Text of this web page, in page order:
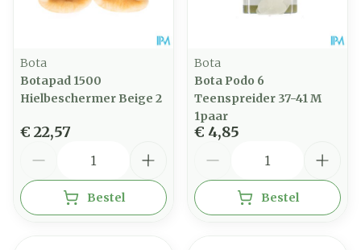
Bota
Botapad 1500
Hielbeschermer Beige 2
€ 22,57
Bestel
Bota
Bota Podo 6
Teenspreider 37-41 M
1paar
€ 4,85
Bestel